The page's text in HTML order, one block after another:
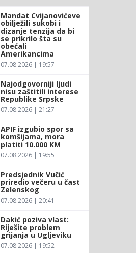
Mandat Cvijanovićeve
obilježili sukobi i
dizanje tenzija da bi
se prikrilo šta su
obećali
Amerikancima
07.08.2026 | 19:57
Najodgovorniji ljudi
nisu zaštitili interese
Republike Srpske
07.08.2026 | 21:27
APIF izgubio spor sa
komšijama, mora
platiti 10.000 KM
07.08.2026 | 19:55
Predsjednik Vučić
priredio večeru u čast
Zelenskog
07.08.2026 | 20:41
Dakić poziva vlast:
Riješite problem
grijanja u Ugljeviku
07.08.2026 | 19:52